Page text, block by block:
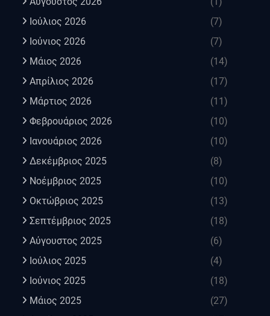
Ιούλιος 2026
(7)
Ιούνιος 2026
(7)
Μάιος 2026
(14)
Απρίλιος 2026
(17)
Μάρτιος 2026
(11)
Φεβρουάριος 2026
(10)
Ιανουάριος 2026
(10)
Δεκέμβριος 2025
(8)
Νοέμβριος 2025
(10)
Οκτώβριος 2025
(13)
Σεπτέμβριος 2025
(18)
Αύγουστος 2025
(6)
Ιούλιος 2025
(4)
Ιούνιος 2025
(18)
Μάιος 2025
(27)